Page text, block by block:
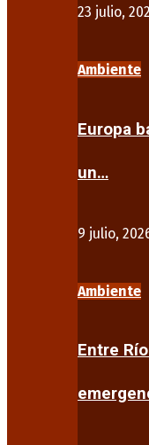
23 julio,
Ambiente
Europa
un…
9 julio,
Ambiente
Entre